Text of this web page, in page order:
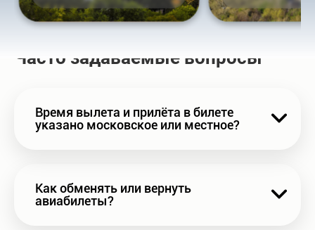
Часто задаваемые вопросы
Время вылета и прилёта в билете
указано московское или местное?
Как обменять или вернуть
авиабилеты?